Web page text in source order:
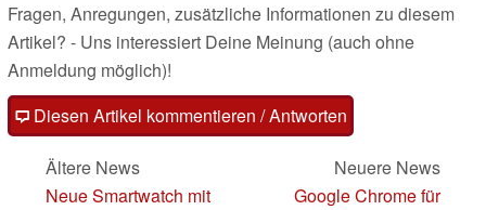
Fragen, Anregungen, zusätzliche Informationen zu diesem
Artikel? - Uns interessiert Deine Meinung (auch ohne
Anmeldung möglich)!
Diesen Artikel kommentieren / Antworten
Ältere News
Neue Smartwatch mit
Neuere News
Google Chrome für